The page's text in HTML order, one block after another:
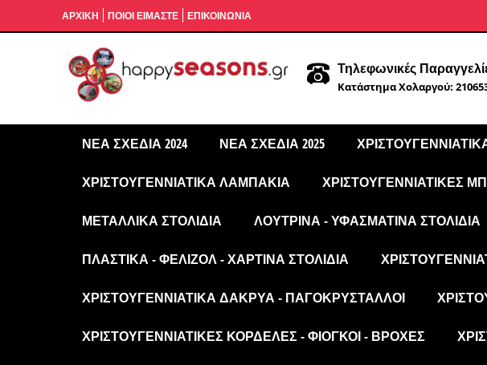
ΑΡΧΙΚΉ ΠΟΙΟΙ ΕΙΜΑΣΤΕ ΕΠΙΚΟΙΝΩΝΙΑ
Τηλεφωνικές
Κατάστημα Χολαργού:
ΝΈΑ ΣΧΈΔΙΑ 2024 ΝΈΑ ΣΧΈΔΙΑ 2025
ΧΡΙΣΤΟΥΓΕΝΝΙΆΤΙΚΑ ΛΑΜΠΆΚΙΑ ΧΡΙΣΤΟΥΓΕΝΝΙΆΤΙΚΕΣ
ΜΕΤΑΛΛΙΚΆ ΣΤΟΛΊΔΙΑ ΛΟΎΤΡΙΝΑ - ΥΦΑΣΜΆΤΙΝΑ ΣΤΟΛΊΔΙΑ
ΠΛΑΣΤΙΚΆ - ΦΕΛΙΖΌΛ - ΧΆΡΤΙΝΑ ΣΤΟΛΊΔΙΑ
ΧΡΙΣΤΟΥΓΕΝΝΙΆΤΙΚΑ ΔΆΚΡΥΑ - ΠΑΓΟΚΡΎΣΤΑΛΛΟΙ
ΧΡΙΣΤΟΥΓΕΝΝΙΆΤΙΚΕΣ ΚΟΡΔΈΛΕΣ - ΦΙΌΓΚΟΙ - ΒΡΟΧΈΣ